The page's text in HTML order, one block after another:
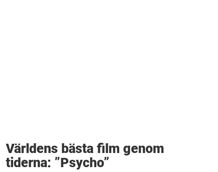
Världens bästa film genom
tiderna: ”Psycho”